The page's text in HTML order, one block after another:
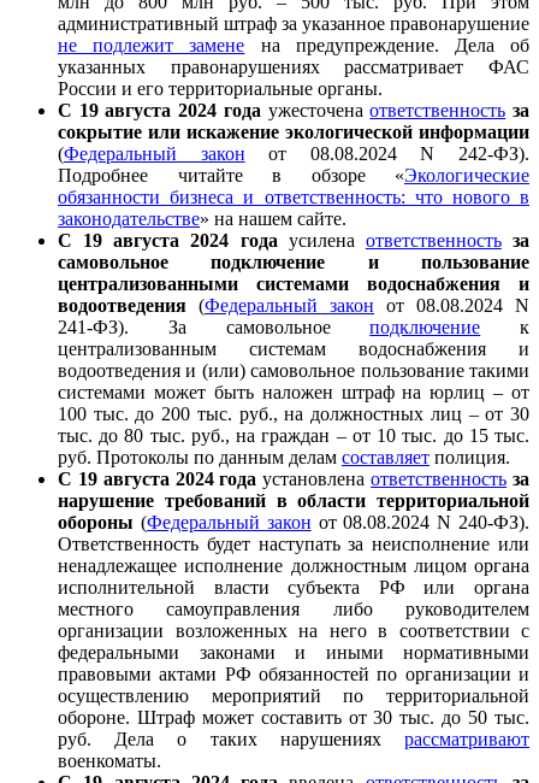
административный штраф за указанное правонарушение
не подлежит замене на предупреждение. Дела об
указанных правонарушениях рассматривает ФАС
России и его территориальные органы.
С 19 августа 2024 года ужесточенаответственность за
сокрытие или искажение экологической информации
(Федеральный закон от 08.08.2024 N 242-ФЗ).
Подробнее читайте в обзоре «Экологические
обязанности бизнеса и ответственность: что нового в
законодательстве» на нашем сайте.
С 19 августа 2024 года усилена ответственность за
самовольное подключение и пользование
централизованными системами водоснабжения и
водоотведения (Федеральный закон от 08.08.2024 N
241-ФЗ). За самовольноеподключение к
централизованным системам водоснабжения и
водоотведения и (или) самовольное пользование такими
системами может быть наложен штраф на юрлиц – от
100 тыс. до 200 тыс. руб., на должностных лиц – от 30
тыс. до 80 тыс. руб., на граждан – от 10 тыс. до 15 тыс.
руб. Протоколы по данным делам составляет полиция.
С 19 августа 2024 года установленаответственность за
нарушение требований в области территориальной
обороны (Федеральный закон от 08.08.2024 N 240-ФЗ).
Ответственность будет наступать за неисполнение или
ненадлежащее исполнение должностным лицом органа
исполнительной власти субъекта РФ или органа
местного самоуправления либо руководителем
организации возложенных на него в соответствии с
федеральными законами и иными нормативными
правовыми актами РФ обязанностей по организации и
осуществлению мероприятий по территориальной
обороне. Штраф может составить от 30 тыс. до 50 тыс.
руб. Дела о таких нарушениях рассматривают
военкоматы.